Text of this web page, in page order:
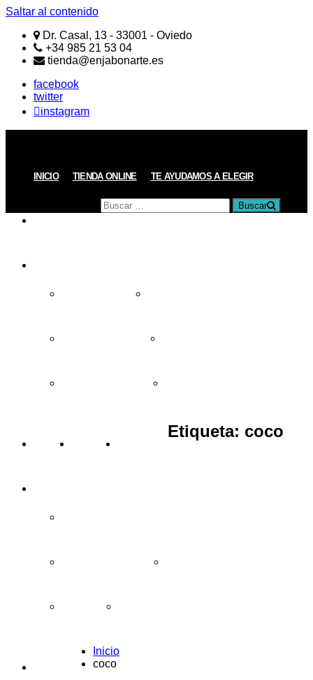
Saltar al contenido
Dr. Casal, 13 - 33001 - Oviedo
+34 985 21 53 04
tienda@enjabonarte.es
facebook
twitter
instagram
Artesanos
INICIO TIENDA ONLINE TE AYUDAMOS A ELEGIR
Buscar
Etiqueta: coco
Inicio
coco